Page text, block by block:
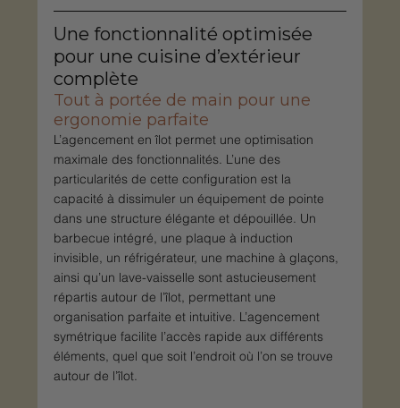
Une fonctionnalité optimisée
pour une cuisine d’extérieur
complète
Tout à portée de main pour une
ergonomie parfaite
L’agencement en îlot permet une optimisation
maximale des fonctionnalités. L’une des
particularités de cette configuration est la
capacité à dissimuler un équipement de pointe
dans une structure élégante et dépouillée. Un
barbecue intégré, une plaque à induction
invisible, un réfrigérateur, une machine à glaçons,
ainsi qu’un lave-vaisselle sont astucieusement
répartis autour de l’îlot, permettant une
organisation parfaite et intuitive. L’agencement
symétrique facilite l’accès rapide aux différents
éléments, quel que soit l’endroit où l’on se trouve
autour de l’îlot.